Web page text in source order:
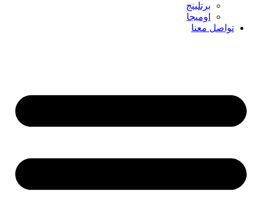
برتلينج
اوميجا
تواصل معنا